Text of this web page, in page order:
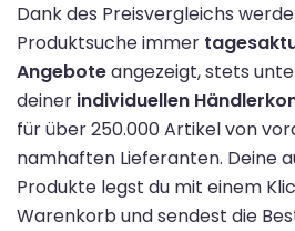
Dank des Preisvergleichs
Produktsuche immer
Angeboteangezeigt, stets
deiner individuellen
für über 250.000 Artikel von
namhaften Lieferanten. Deine
Produkte legst du mit einem
Warenkorb und sendest die